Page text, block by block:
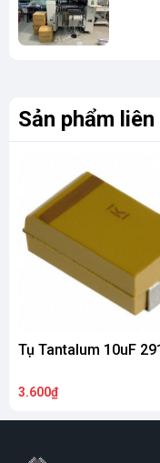
Sản phẩm liên
Tụ Tantalum 10uF
3.600₫